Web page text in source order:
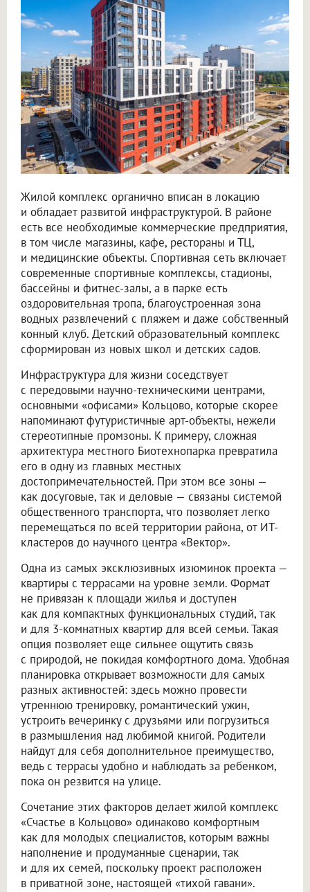
Жилой комплекс органично вписан в локацию
и обладает развитой инфраструктурой. В районе
есть все необходимые коммерческие предприятия,
в том числе магазины, кафе, рестораны и ТЦ,
и медицинские объекты. Спортивная сеть включает
современные спортивные комплексы, стадионы,
бассейны и фитнес-залы, а в парке есть
оздоровительная тропа, благоустроенная зона
водных развлечений с пляжем и даже собственный
конный клуб. Детский образовательный комплекс
сформирован из новых школ и детских садов.
Инфраструктура для жизни соседствует
с передовыми научно-техническими центрами,
основными «офисами» Кольцово, которые скорее
напоминают футуристичные арт-объекты, нежели
стереотипные промзоны. К примеру, сложная
архитектура местного Биотехнопарка превратила
его в одну из главных местных
достопримечательностей. При этом все зоны —
как досуговые, так и деловые — связаны системой
общественного транспорта, что позволяет легко
перемещаться по всей территории района, от ИТ-
кластеров до научного центра «Вектор».
Одна из самых эксклюзивных изюминок проекта —
квартиры с террасами на уровне земли. Формат
не привязан к площади жилья и доступен
как для компактных функциональных студий, так
и для 3-комнатных квартир для всей семьи. Такая
опция позволяет еще сильнее ощутить связь
с природой, не покидая комфортного дома. Удобная
планировка открывает возможности для самых
разных активностей: здесь можно провести
утреннюю тренировку, романтический ужин,
устроить вечеринку с друзьями или погрузиться
в размышления над любимой книгой. Родители
найдут для себя дополнительное преимущество,
ведь с террасы удобно и наблюдать за ребенком,
пока он резвится на улице.
Сочетание этих факторов делает жилой комплекс
«Счастье в Кольцово» одинаково комфортным
как для молодых специалистов, которым важны
наполнение и продуманные сценарии, так
и для их семей, поскольку проект расположен
в приватной зоне, настоящей «тихой гавани».